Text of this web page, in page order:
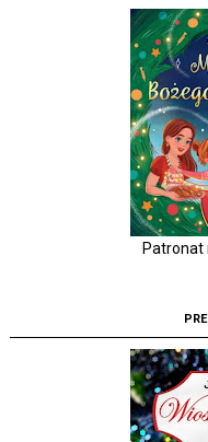
Patronat